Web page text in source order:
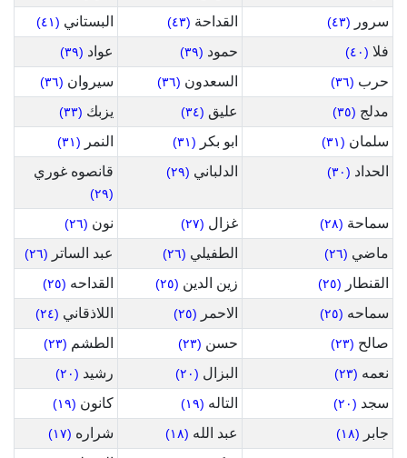
سرور (٤٣) القداحة (٤٣) البستاني (٤١)
فلا (٤٠) حمود (٣٩) عواد (٣٩)
حرب (٣٦) السعدون (٣٦) سيروان (٣٦)
مدلج (٣٥) عليق (٣٤) يزبك (٣٣)
سلمان (٣١) ابو بكر (٣١) النمر (٣١)
الحداد (٣٠) الدلباني (٢٩) قانصوه غوري
(٢٩)
سماحة (٢٨) غزال (٢٧) نون (٢٦)
ماضي (٢٦) الطفيلي (٢٦) عبد الساتر (٢٦)
القنطار (٢٥) زين الدين (٢٥) القداحه (٢٥)
سماحه (٢٥) الاحمر (٢٥) اللاذقاني (٢٤)
صالح (٢٣) حسن (٢٣) الطشم (٢٣)
نعمه (٢٣) البزال (٢٠) رشيد (٢٠)
سجد (٢٠) التاله (١٩) كانون (١٩)
جابر (١٨) عبد الله (١٨) شراره (١٧)